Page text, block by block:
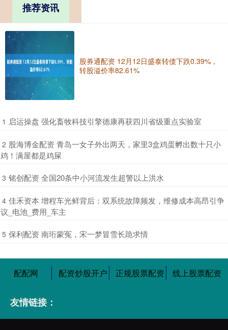
推荐资讯
股券通配资 12月12日盛泰转债下跌0.39%，
转股溢价率82.61%
1 ​启运操盘 强化畜牧科技引擎德康再获四川省级重点实验室
2 ​股海博金配资 青岛一女子外出两天，家里3盒鸡蛋孵出数十只小
鸡！满屋都是鸡屎
3 ​铭创配资 全国20条中小河流发生超警以上洪水
4 ​佳禾资本 增程车光鲜背后：双系统故障频发，维修成本高昂引争
议_电池_费用_车主
5 ​保利配资 南珩蒙冤，宋一梦冒雪长跪求情
配配网 配资炒股开户 正规股票配资 线上股票配资
友情链接：